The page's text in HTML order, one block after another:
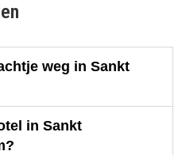
weg in Sankt
in Sankt